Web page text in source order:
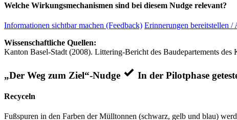
Welche Wirkungsmechanismen sind bei diesem Nudge relevant?
Informationen sichtbar machen (Feedback) Erinnerungen bereitstellen
Wissenschaftliche Quellen:
Kanton Basel-Stadt (2008). Littering-Bericht des Baudepartements des
„Der Weg zum Ziel“-Nudge In der Pilotphase
Recyceln
Fußspuren in den Farben der Mülltonnen (schwarz, gelb und blau)